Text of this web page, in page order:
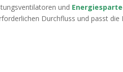
und
Durchfluss und passt die